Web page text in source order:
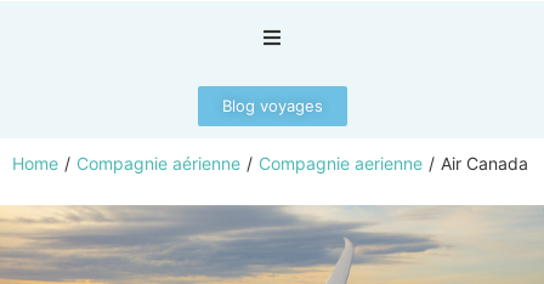
Blog voyages
Home / Compagnie aérienne / Compagnie aerienne / Air Canada